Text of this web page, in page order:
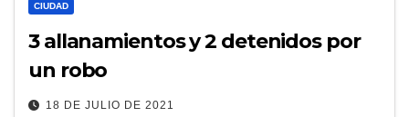
CIUDAD
3 allanamientos y 2 detenidos por
un robo
18 DE JULIO DE 2021